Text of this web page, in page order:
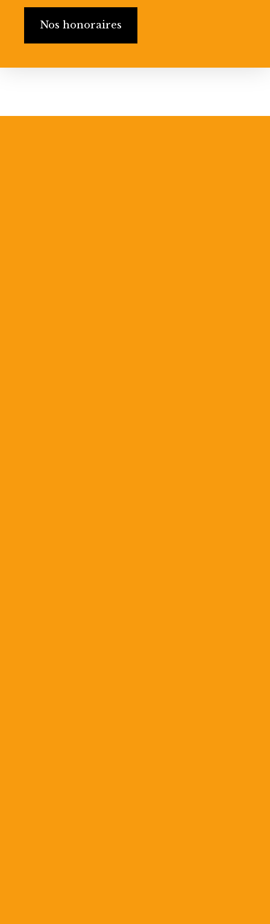
Nos honoraires